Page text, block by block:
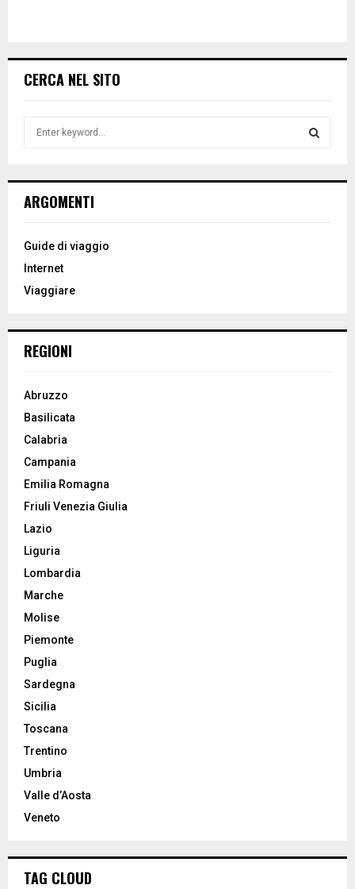
CERCA NEL SITO
h
o
:
ARGOMENTI
Guide di viaggio
Internet
Viaggiare
REGIONI
Abruzzo
Basilicata
Calabria
Campania
Emilia Romagna
Friuli Venezia Giulia
Lazio
Liguria
Lombardia
Marche
Molise
Piemonte
Puglia
Sardegna
Sicilia
Toscana
Trentino
Umbria
Valle d’Aosta
Veneto
TAG CLOUD